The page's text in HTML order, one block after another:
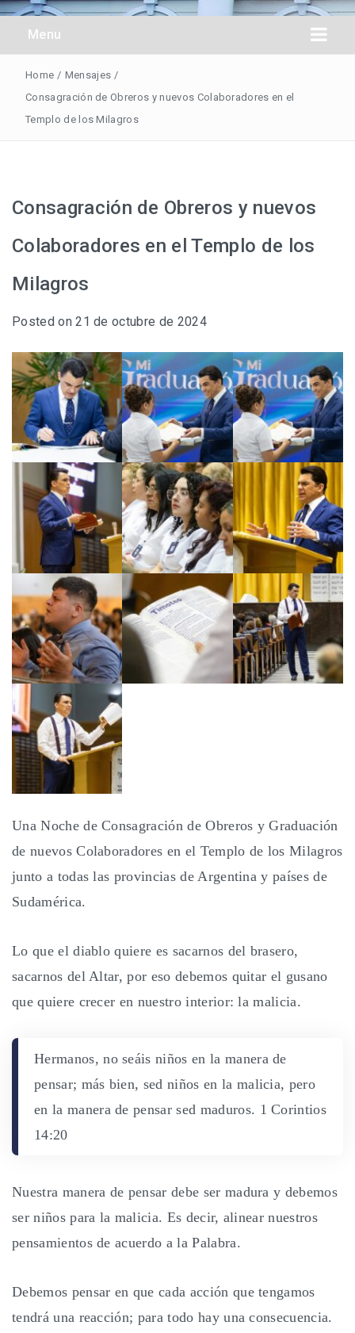
Obreros Universal
Menu
Home / Mensajes /
Consagración de Obreros y nuevos Colaboradores en el
Templo de los Milagros
Consagración de Obreros y nuevos
Colaboradores en el Templo de los
Milagros
Posted on21 de octubre de 2024
Una Noche de Consagración de Obreros y Graduación
de nuevos Colaboradores en el Templo de los Milagros
junto a todas las provincias de Argentina y países de
Sudamérica.
Lo que el diablo quiere es sacarnos del brasero,
sacarnos del Altar, por eso debemos quitar el gusano
que quiere crecer en nuestro interior: la malicia.
Hermanos, no seáis niños en la manera de
pensar; más bien, sed niños en la malicia, pero
en la manera de pensar sed maduros. 1 Corintios
14:20
Nuestra manera de pensar debe ser madura y debemos
ser niños para la malicia. Es decir, alinear nuestros
pensamientos de acuerdo a la Palabra.
Debemos pensar en que cada acción que tengamos
tendrá una reacción; para todo hay una consecuencia.